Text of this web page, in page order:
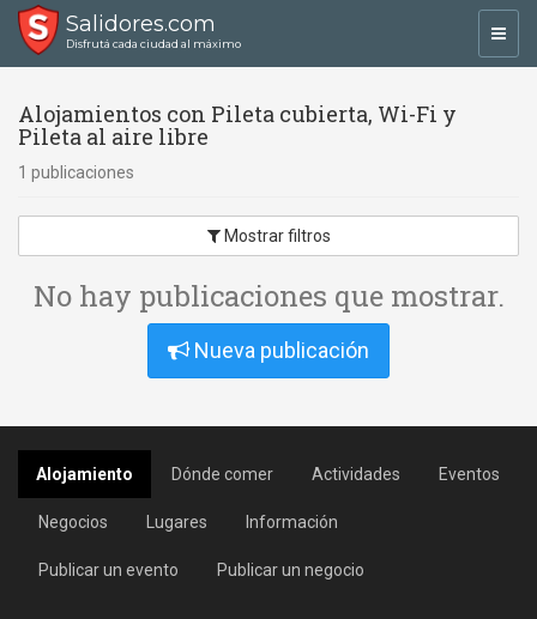
Salidores.com
Disfrutá cada ciudad al máximo
Alojamientos con Pileta cubierta, Wi-Fi y
Pileta al aire libre
1 publicaciones
Mostrar filtros
No hay publicaciones que mostrar.
Nueva publicación
Alojamiento Dónde comer Actividades Eventos
Negocios Lugares Información
Publicar un evento Publicar un negocio